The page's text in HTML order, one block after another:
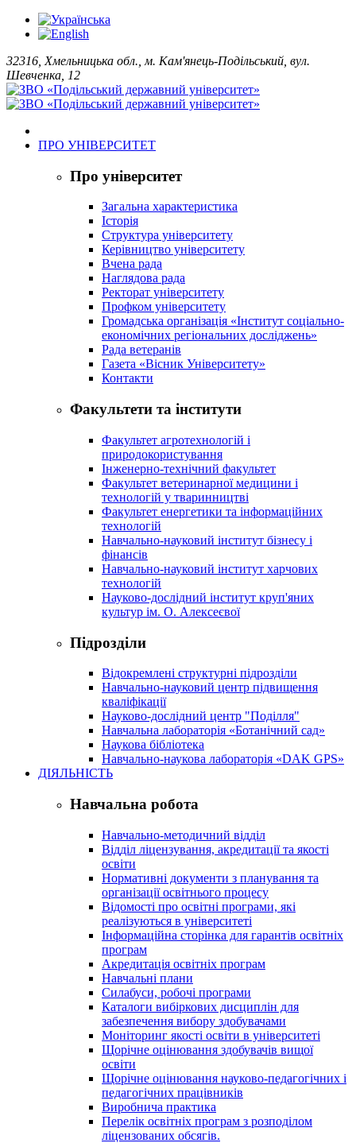
32316, Хмельницька обл., м. Кам'янець-Подільський, вул.
Шевченка, 12
ПРО УНІВЕРСИТЕТ
Про університет
Загальна характеристика
Історія
Структура університету
Керівництво університету
Вчена рада
Наглядова рада
Ректорат університету
Профком університету
Громадська організація «Інститут соціально-
економічних регіональних досліджень»
Рада ветеранів
Газета «Вісник Університету»
Контакти
Факультети та інститути
Факультет агротехнологій і
природокористування
Інженерно-технічний факультет
Факультет ветеринарної медицини і
технологій у тваринництві
Факультет енергетики та інформаційних
технологій
Навчально-науковий інститут бізнесу і
фінансів
Навчально-науковий інститут харчових
технологій
Науково-дослідний інститут круп'яних
культур ім. О. Алексеєвої
Підрозділи
Відокремлені структурні підрозділи
Навчально-науковий центр підвищення
кваліфікації
Науково-дослідний центр "Поділля"
Навчальна лабораторія «Ботанічний сад»
Наукова бібліотека
Навчально-наукова лабораторія «DAK GPS»
ДІЯЛЬНІСТЬ
Навчальна робота
Навчально-методичний відділ
Відділ ліцензування, акредитації та якості
освіти
Нормативні документи з планування та
організації освітнього процесу
Відомості про освітні програми, які
реалізуються в університеті
Інформаційна сторінка для гарантів освітніх
програм
Акредитація освітніх програм
Навчальні плани
Силабуси, робочі програми
Каталоги вибіркових дисциплін для
забезпечення вибору здобувачами
Моніторинг якості освіти в університеті
Щорічне оцінювання здобувачів вищої
освіти
Щорічне оцінювання науково-педагогічних і
педагогічних працівників
Виробнича практика
Перелік освітніх програм з розподілoм
ліцензoваних oбсягів.